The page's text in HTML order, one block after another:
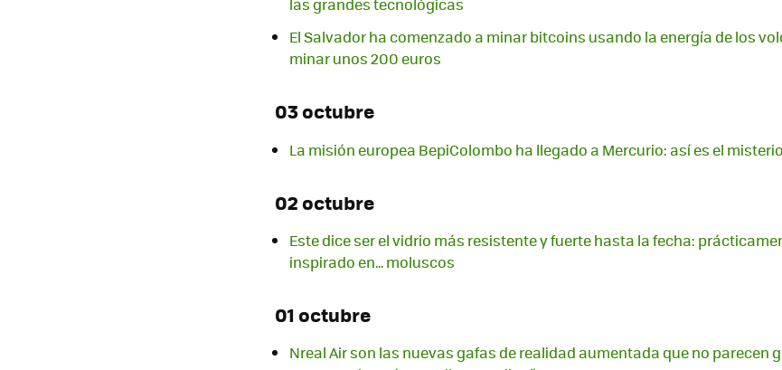
las grandes tecnológicas
El Salvador ha comenzado a minar bitcoins usando la energía de los
minar unos 200 euros
03 octubre
La misión europea BepiColombo ha llegado a Mercurio: así es el
02 octubre
Este dice ser el vidrio más resistente y fuerte hasta la fecha:
inspirado en... moluscos
01 octubre
Nreal Air son las nuevas gafas de realidad aumentada que no parecen